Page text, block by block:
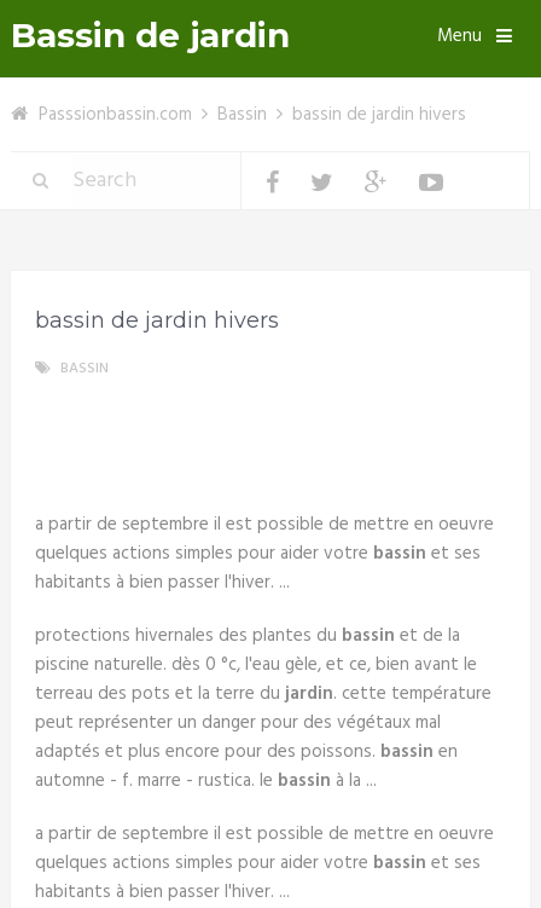
Bassin de jardin Menu
Passsionbassin.com Bassin bassin de jardin hivers
bassin de jardin hivers
BASSIN
a partir de septembre il est possible de mettre en oeuvre
quelques actions simples pour aider votre bassin et ses
habitants à bien passer l'hiver. ...
protections hivernales des plantes du bassin et de la
piscine naturelle. dès 0 °c, l'eau gèle, et ce, bien avant le
terreau des pots et la terre dujardin. cette température
peut représenter un danger pour des végétaux mal
adaptés et plus encore pour des poissons. bassin en
automne - f. marre - rustica. le bassin à la ...
a partir de septembre il est possible de mettre en oeuvre
quelques actions simples pour aider votre bassin et ses
habitants à bien passer l'hiver. ...